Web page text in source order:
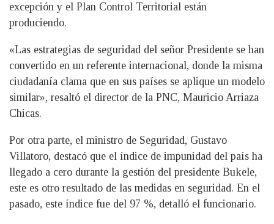
excepción y el Plan Control Territorial están
produciendo.
«Las estrategias de seguridad del señor Presidente se han
convertido en un referente internacional, donde la misma
ciudadanía clama que en sus países se aplique un modelo
similar», resaltó el director de la PNC, Mauricio Arriaza
Chicas.
Por otra parte, el ministro de Seguridad, Gustavo
Villatoro, destacó que el índice de impunidad del país ha
llegado a cero durante la gestión del presidente Bukele,
este es otro resultado de las medidas en seguridad. En el
pasado, este índice fue del 97 %, detalló el funcionario.